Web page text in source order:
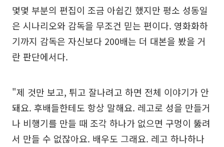
몇몇 부분의 편집이 조금 아쉽긴 했지만 평소 성동일
은 시나리오와 감독을 무조건 믿는 편이다. 영화화하
기까지 감독은 자신보다 200배는 더 대본을 봤을 거
란 판단에서다.
"제 것만 보고, 튀고 잘나려고 하면 전체 이야기가 안
돼요. 후배들한테도 항상 말해요. 레고로 성을 만들거
나 비행기를 만들 때 조각 하나가 없으면 구멍이 뚫려
서 만들 수 없잖아요. 배우도 그래요. 레고 하나하나